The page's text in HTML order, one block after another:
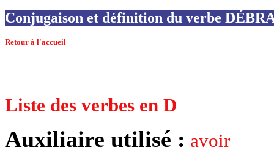
Conjugaison et définition du verbe
Retour à l'accueil
Liste des verbes en D
Auxiliaire utilisé : avoir